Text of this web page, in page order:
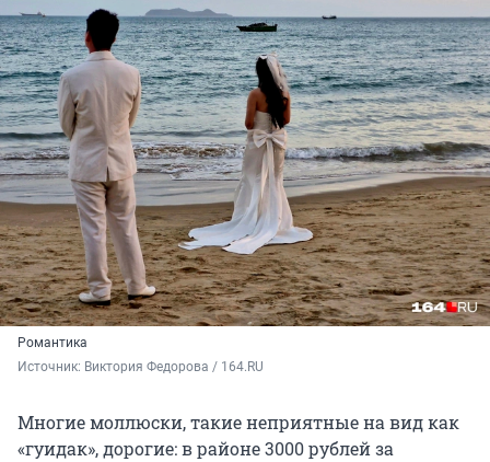
Романтика
Источник: Виктория Федорова / 164.RU
Многие моллюски, такие неприятные на вид как
«гуидак», дорогие: в районе3000 рублейза